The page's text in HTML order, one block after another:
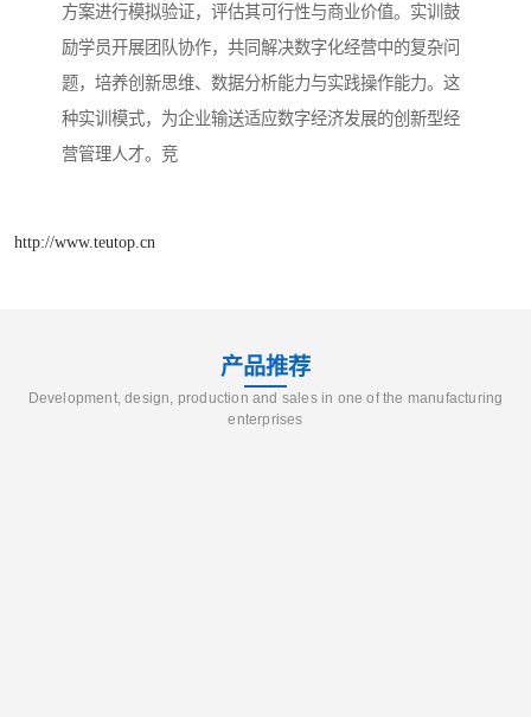
方案进行模拟验证，评估其可行性与商业价值。实训鼓
励学员开展团队协作，共同解决数字化经营中的复杂问
题，培养创新思维、数据分析能力与实践操作能力。这
种实训模式，为企业输送适应数字经济发展的创新型经
营管理人才。竞
http://www.teutop.cn
产品推荐
Development, design, production and sales in one of the manufacturing
enterprises